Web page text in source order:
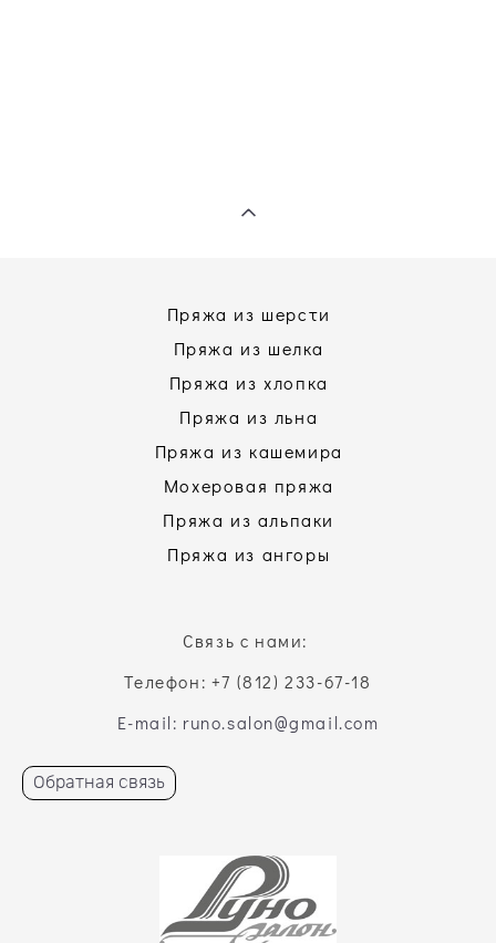
Пряжа из шерсти
Пряжа из шелка
Пряжа из хлопка
Пряжа из льна
Пряжа из кашемира
Мохеровая пряжа
Пряжа из альпаки
Пряжа из ангоры
Связь с нами:
Телефон: +7 (812) 233-67-18
E-mail: runo.salon@gmail.com
Обратная связь